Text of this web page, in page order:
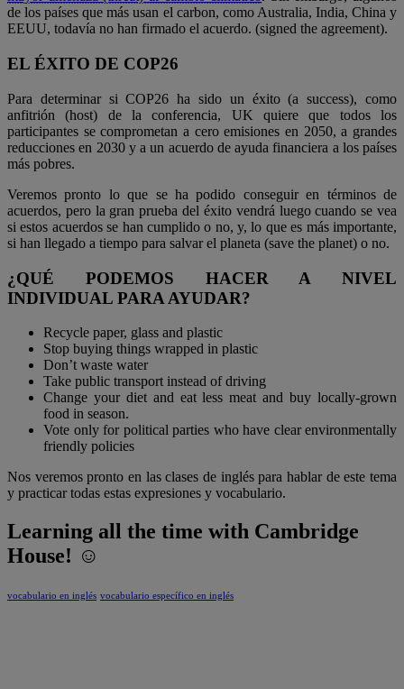
de los países que más usan el carbon, como Australia, India, China y
EEUU, todavía no han firmado el acuerdo. (signed the agreement).
EL ÉXITO DE COP26
Para determinar si COP26 ha sido un éxito (a success), como
anfitrión (host) de la conferencia, UK quiere que todos los
participantes se comprometan a cero emisiones en 2050, a grandes
reducciones en 2030 y a un acuerdo de ayuda financiera a los países
más pobres.
Veremos pronto lo que se ha podido conseguir en términos de
acuerdos, pero la gran prueba del éxito vendrá luego cuando se vea
si estos acuerdos se han cumplido o no, y, lo que es más importante,
si han llegado a tiempo para salvar el planeta (save the planet) o no.
¿QUÉ PODEMOS HACER A NIVEL
INDIVIDUAL PARA AYUDAR?
Recycle paper, glass and plastic
Stop buying things wrapped in plastic
Don’t waste water
Take public transport instead of driving
Change your diet and eat less meat and buy locally-grown
food in season.
Vote only for political parties who have clear environmentally
friendly policies
Nos veremos pronto en las clases de inglés para hablar de este tema
y practicar todas estas expresiones y vocabulario.
Learning all the time with Cambridge
House! ☺
vocabulario en inglés vocabulario específico en inglés